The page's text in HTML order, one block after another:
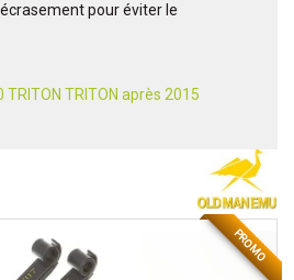
pour éviter le
TRITON TRITON après 2015
PROMO